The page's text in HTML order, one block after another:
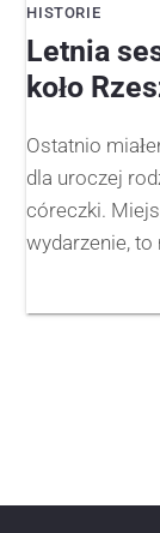
HISTORIE
Letnia
koło
Ostatnio
dla uroczej
córeczki.
wydarzenie,